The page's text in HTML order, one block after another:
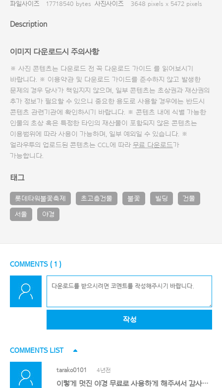
파일사이즈
17718540 bytes 사진사이즈 3648 pixels x 5472 pixels
Description
이미지 다운로드시 주의사항
※ 사진 콘텐츠는 다운로드 전 꼭 다운로드 가이드 를 읽어보시기
바랍니다. ※ 이용약관 및 다운로드 가이드를 준수하지 않고 발생한
문제의 경우 당사가 책임지지 않으며, 일부 콘텐츠는 초상권과 재산권의
추가 정보가 필요할 수 있으니 중요한 용도로 사용할 경우에는 반드시
콘텐츠 관련기관에 확인하시기 바랍니다. ※ 콘텐츠 내에 식별 가능한
인물의 초상 혹은 특정한 타인의 재산물이 포함되지 않은 콘텐츠는
이용범위에 따라 사용이 가능하며, 일부 예외일 수 있습니다. ※
얼라우투의 업로드된 콘텐츠는 CCL에 따라 무료 다운로드 가
가능합니다.
태그
롯데타워불꽃축제 초고층건물 불꽃 빌딩 건물
서울 야경
COMMENTS ( 1 )
작성
COMMENTS LIST
tarako0101 4년전
이렇게 멋진 야경 무료로 사용하게 해주셔서 감사합니다 잘쓰겠습니다!!!!!!